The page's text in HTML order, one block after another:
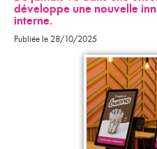
développe une nouvelle
interne.
Publiée le 28/10/2025